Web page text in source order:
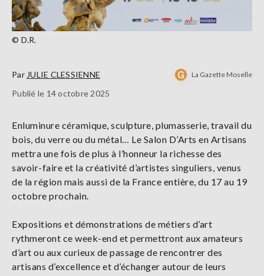
© D.R.
Par JULIE CLESSIENNE La Gazette Moselle
Publié le 14 octobre 2025
Enluminure céramique, sculpture, plumasserie, travail du
bois, du verre ou du métal… Le Salon D’Arts en Artisans
mettra une fois de plus à l’honneur la richesse des
savoir-faire et la créativité d’artistes singuliers, venus
de la région mais aussi de la France entière, du 17 au 19
octobre prochain.
Expositions et démonstrations de métiers d’art
rythmeront ce week-end et permettront aux amateurs
d’art ou aux curieux de passage de rencontrer des
artisans d’excellence et d’échanger autour de leurs